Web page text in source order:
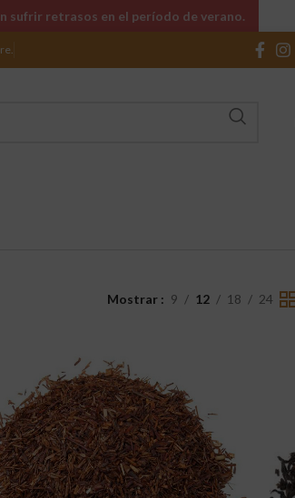
Mostrar 9 12 18 24
sufrir retrasos en el período de verano.